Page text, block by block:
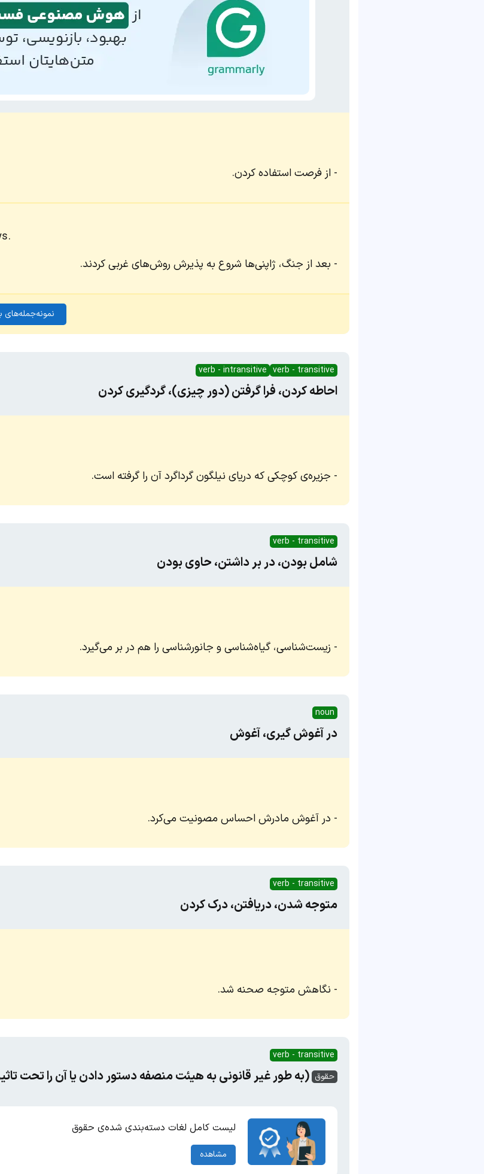
از فرصت استفاده کردن.
بعد از جنگ، ژاپنی‌ها شروع به پذیرش روش‌های غربی کردند.
نمونه‌جمله‌های
verb - transitive
verb - intransitive
احاطه کردن، فرا گرفتن (دور چیزی)، گردگیری کردن
جزیره‌ی کوچکی که دریای نیلگون گرداگرد آن را گرفته است.
verb - transitive
شامل بودن، در بر داشتن، حاوی بودن
زیست‌شناسی، گیاه‌شناسی و جانورشناسی را هم در بر می‌گیرد.
noun
در آغوش گیری، آغوش
در آغوش مادرش احساس مصونیت می‌کرد.
verb - transitive
متوجه شدن، دریافتن، درک کردن
نگاهش متوجه صحنه شد.
verb - transitive
حقوق (به طور غیر قانونی به هیئت منصفه دستور دادن یا آن را تحت
لیست کامل لغات دسته‌بندی شده‌ی حقوق
مشاهده